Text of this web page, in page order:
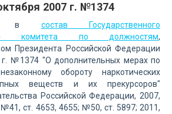
2007 г. №1374
в состав Государственного
комитета по должностям,
Президента Российской Федерации
г. №1374 "О дополнительных мерах по
обороту наркотических
веществ и их прекурсоров"
Российской Федерации, 2007,
ст. 4653, 4655; №50, ст. 5897; 2011,